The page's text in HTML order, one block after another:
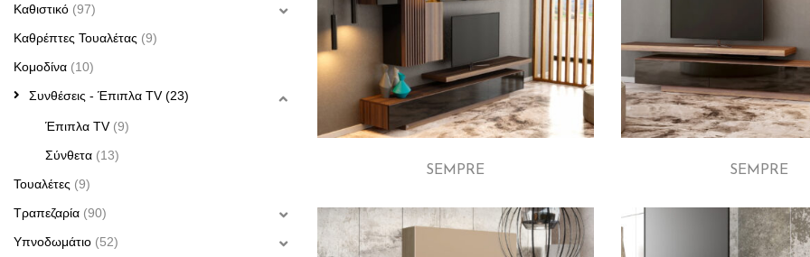
Καθιστικό (97)
Καθρέπτες Τουαλέτας (9)
Κομοδίνα (10)
Συνθέσεις - Έπιπλα TV (23)
Έπιπλα TV (9)
Σύνθετα (13)
Τουαλέτες (9)
Τραπεζαρία (90)
Υπνο­δωμάτιο (52)
SEMPRE SEMPRE